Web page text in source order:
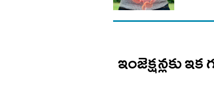
ఇంజెక్షన్లకు